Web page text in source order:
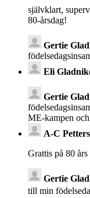
självklart,
80-årsdag!
Gertie
Eli
Gertie
ME-kampen
A-C
Grattis på 80 års
Gertie
till min